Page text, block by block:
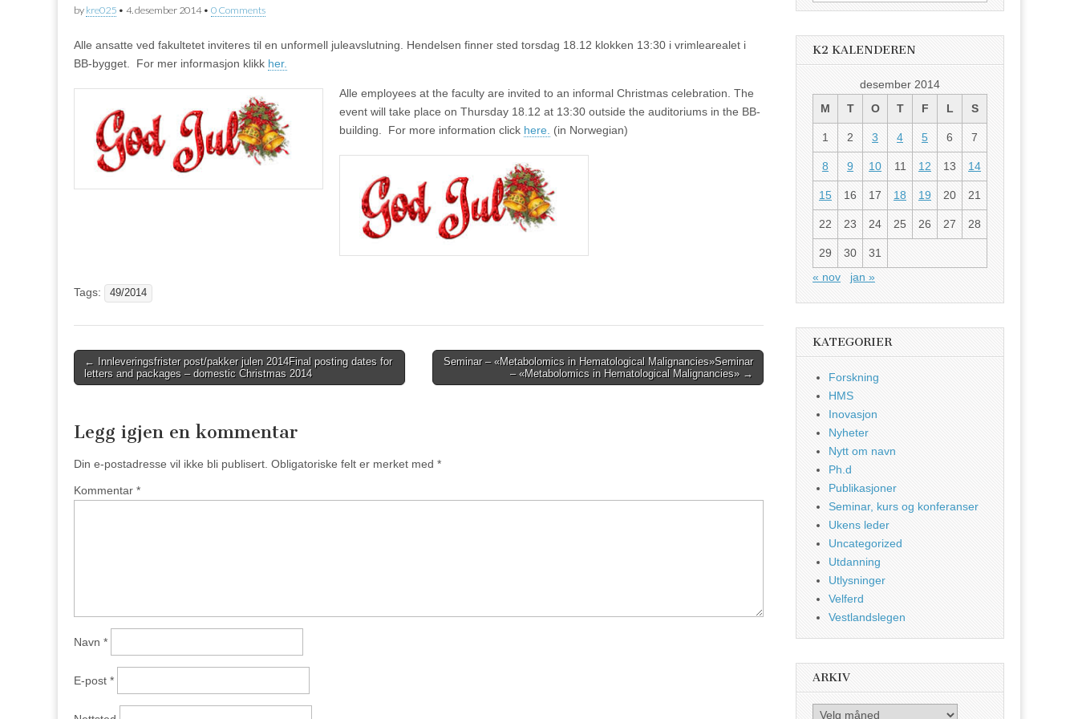
by kre025 • 4. desember 2014• 0 Comments
Alle ansatte ved fakultetet inviteres til en unformell juleavslutning. Hendelsen finner sted torsdag 18.12 klokken 13:30 i vrimlearealet i
BB-bygget. For mer informasjon klikk her.
Alle employees at the faculty are invited to an informal Christmas celebration. The
event will take place on Thursday 18.12 at 13:30 outside the auditoriums in the BB-
building. For more information click here. (in Norwegian)
Tags: 49/2014
Post
navigation
← Innleveringsfrister post/pakker julen 2014Final posting dates for
letters and packages – domestic Christmas 2014
Seminar – «Metabolomics in Hematological Malignancies»Seminar
– «Metabolomics in Hematological Malignancies»→
Legg igjen en kommentar
Din e-postadresse vil ikke bli publisert. Obligatoriske felt er merket med *
Kommentar *
Navn *
E-post *
K2 KALENDEREN
desember 2014
M
T O T F L S
1 2 3 4 5 6 7
8 9 10 11 12 13 14
15 16 17 18 19 20 21
22 23 24 25 26 27 28
29 30
31
« nov
jan »
KATEGORIER
Forskning
HMS
Inovasjon
Nyheter
Nytt om navn
Ph.d
Publikasjoner
Seminar, kurs og konferanser
Ukens leder
Uncategorized
Utdanning
Utlysninger
Velferd
Vestlandslegen
ARKIV
Arkiv